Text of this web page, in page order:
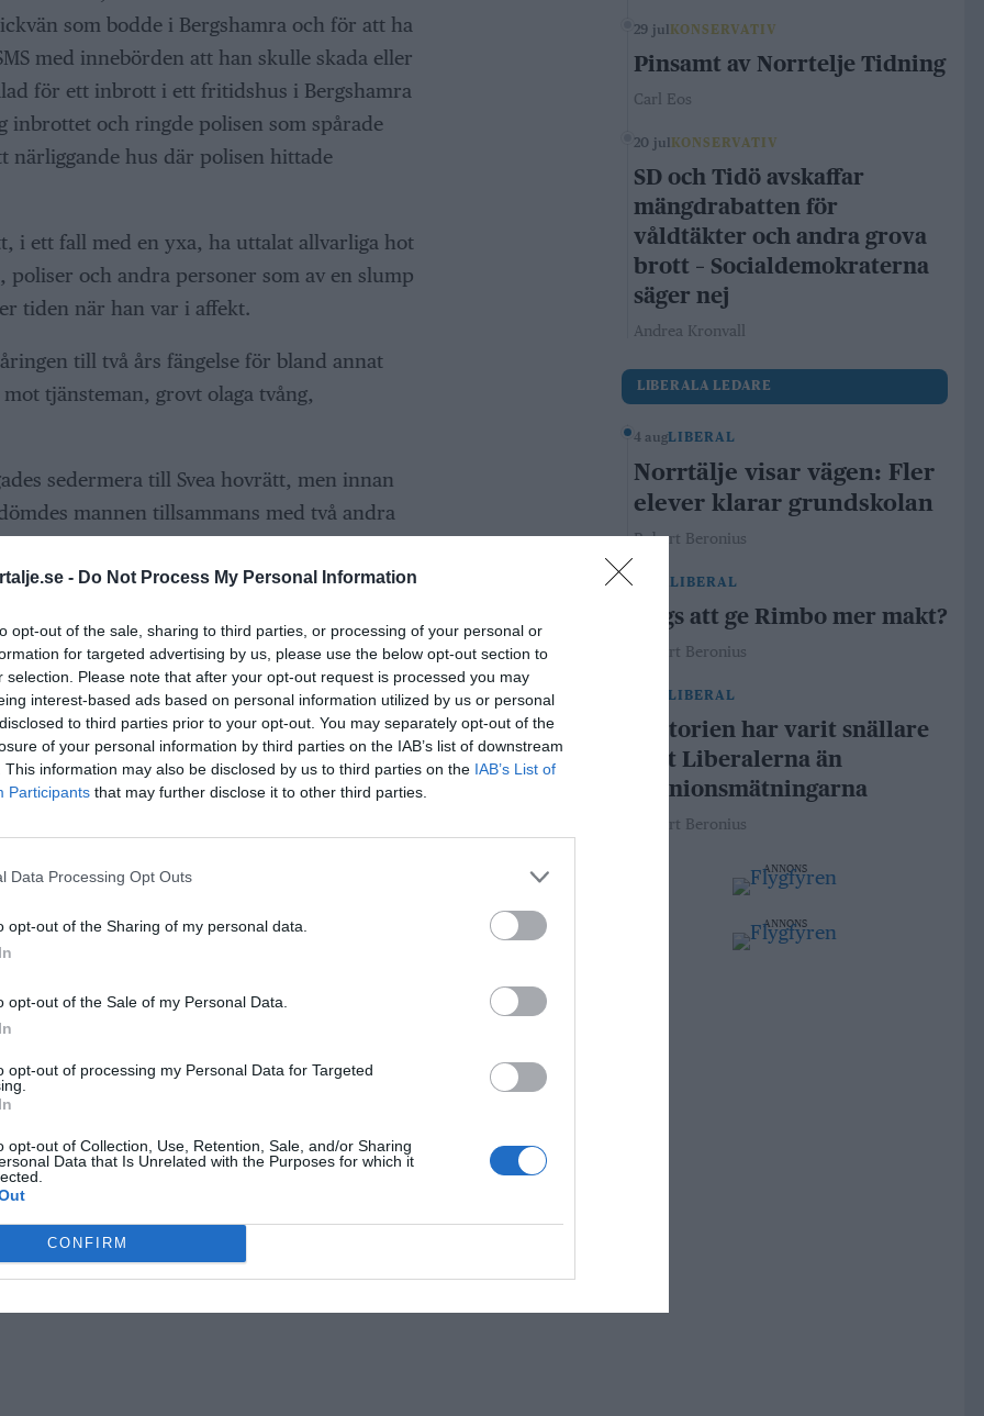
- Do Not Process My Personal Information
opt-out of the sale, sharing to third parties, or processing of your personal or
for targeted advertising by us, please use the below opt-out section to
selection. Please note that after your opt-out request is processed you may
interest-based ads based on personal information utilized by us or personal
to third parties prior to your opt-out. You may separately opt-out of the
of your personal information by third parties on the IAB’s list of downstream
This information may also be disclosed by us to third parties on the IAB’s List of
Participants that may further disclose it to other third parties.
Data Processing Opt Outs
opt-out of the Sharing of my personal data.
opt-out of the Sale of my Personal Data.
opt-out of processing my Personal Data for Targeted
opt-out of Collection, Use, Retention, Sale, and/or Sharing
Data that Is Unrelated with the Purposes for which it
CONFIRM
som bodde i Bergshamra och för att ha
med innebörden att han skulle skada eller
för ett inbrott i ett fritidshus i Bergshamra
inbrottet och ringde polisen som spårade
närliggande hus där polisen hittade
i ett fall med en yxa, ha uttalat allvarliga hot
poliser och andra personer som av en slump
tiden när han var i affekt.
till två års fängelse för bland annat
tjänsteman, grovt olaga tvång,
sedermera till Svea hovrätt, men innan
mannen tillsammans med två andra
som skall ha begåtts i
männen är bröder och har, enligt Sundsvalls
MC-gänget La Familia.
upp målsägarna i deras hem för att
av "La Familia" samtidigt som de
målsägarna skulle utsättas för våld om de
för sin inblandning i utpressningsbrotten,
med de två bröderna, betala drygt 50
brottsoffren.
för brotten som skall ha varit
kommun till fängelse i två år och tre
200 000 kronor i skadestånd till elva
ANNONS
29 jul KONSERVATIV
Pinsamt av Norrtelje Tidning
Carl Eos
20 jul KONSERVATIV
SD och Tidö avskaffar
mängdrabatten för
våldtäkter och andra grova
brott – Socialdemokraterna
säger nej
Andrea Kronvall
LIBERALA LEDARE
4 augLIBERAL
Norrtälje visar vägen: Fler
elever klarar grundskolan
Robert Beronius
29 julLIBERAL
Dags att ge Rimbo mer makt?
Robert Beronius
LIBERAL
Historien har varit snällare
mot Liberalerna än
opinionsmätningarna
Robert Beronius
ANNONS
ANNONS